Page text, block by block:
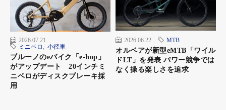
2026.07.21
ミニベロ
小径車
ブルーノのeバイク「e-hop」
がアップデート 20インチミ
ニベロがディスクブレーキ採
用
2026.06.22 MTB
オルベアが新型eMTB「ワイル
ドLT」を発表 パワー競争では
なく操る楽しさを追求